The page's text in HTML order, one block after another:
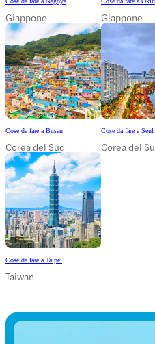
Giappone Giappone
Cose da fare a Busan
Corea del Sud
Cose da fare a Seul
Corea del
Cose da fare a Taipei
Taiwan